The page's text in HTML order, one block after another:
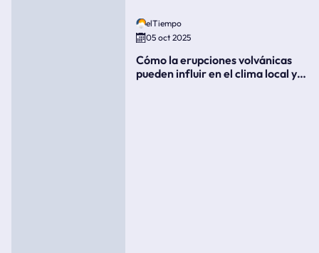
elTiempo
05 oct 2025
Cómo la erupciones volvánicas
pueden influir en el clima local y